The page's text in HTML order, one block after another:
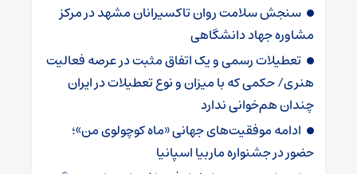
سنجش سلامت روان تاکسیرانان مشهد در مرکز
مشاوره جهاد دانشگاهی
تعطیلات رسمی و یک اتفاق مثبت در عرصه فعالیت
هنری/ حکمی که با میزان و نوع تعطیلات در ایران
چندان هم‌خوانی ندارد
ادامه موفقیت‌های جهانی «ماه کوچولوی من»؛
حضور در جشنواره ماربیا اسپانیا